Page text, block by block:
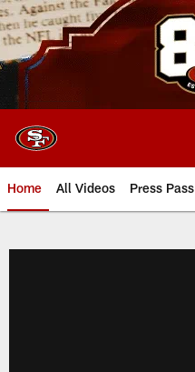
Skip
to
main
content
Home All Videos Press Pass